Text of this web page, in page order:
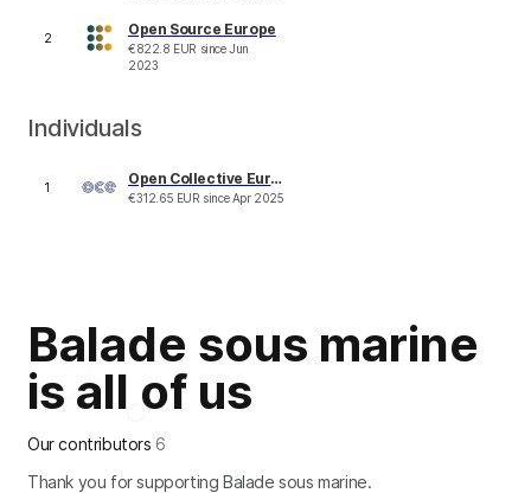
2 Open Source Europe
€822.8 EUR sinceJun
2023
Individuals
1 Open Collective Europe
€312.65 EUR sinceApr 2025
Balade sous marine
is all of us
Our contributors 6
Thank you for supporting Balade sous marine.